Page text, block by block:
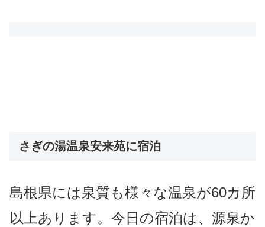
さぎの湯温泉安来苑に宿泊
島根県には泉質も様々な温泉が60カ所
以上あります。 今日の宿泊は、源泉か